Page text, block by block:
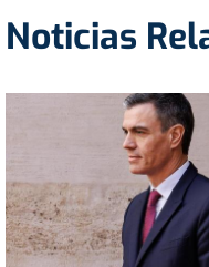
Noticias